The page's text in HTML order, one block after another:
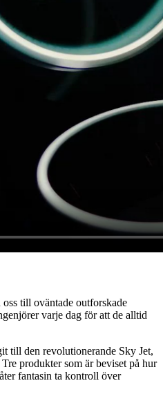
till oväntade outforskade
varje dag för att de alltid
till den revolutionerande Sky Jet,
produkter som är beviset på hur
fantasin ta kontroll över